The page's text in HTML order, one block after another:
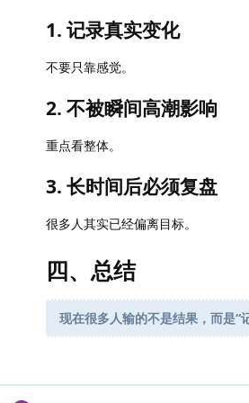
1. 记录真实变化
不要只靠感觉。
2. 不被瞬间高潮影响
重点看整体。
3. 长时间后必须复盘
很多人其实已经偏离目标。
四、总结
现在很多人输的不是结果，而是“